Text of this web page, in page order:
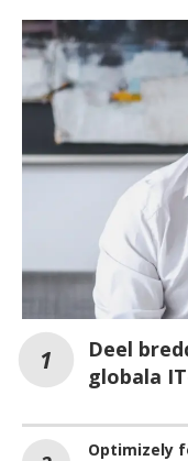
Deel
globala
Optimizely